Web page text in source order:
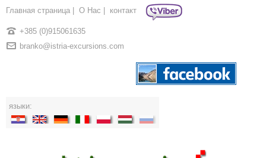
Главная страница О Нac контакт
+385 (0)915061635
branko@istria-excursions.com
языки: